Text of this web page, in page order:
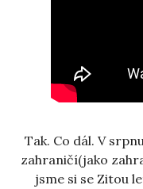
Tak. Co dál. V
zahraničí(jako
jsme si se Zitou